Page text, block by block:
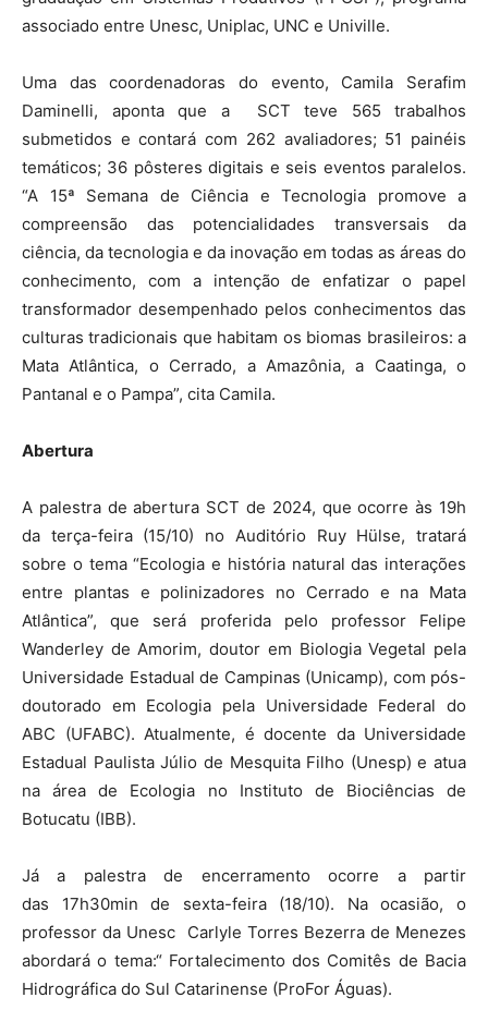
associado entre Unesc, Uniplac, UNC e Univille.
Uma das coordenadoras do evento, Camila Serafim
Daminelli, aponta que a SCT teve 565 trabalhos
submetidos e contará com 262 avaliadores; 51 painéis
temáticos; 36 pôsteres digitais e seis eventos paralelos.
“A 15ª Semana de Ciência e Tecnologia promove a
compreensão das potencialidades transversais da
ciência, da tecnologia e da inovação em todas as áreas do
conhecimento, com a intenção de enfatizar o papel
transformador desempenhado pelos conhecimentos das
culturas tradicionais que habitam os biomas brasileiros: a
Mata Atlântica, o Cerrado, a Amazônia, a Caatinga, o
Pantanal e o Pampa”, cita Camila.
Abertura
A palestra de abertura SCT de 2024, que ocorre às 19h
da terça-feira (15/10) no Auditório Ruy Hülse, tratará
sobre o tema “Ecologia e história natural das interações
entre plantas e polinizadores no Cerrado e na Mata
Atlântica”, que será proferida pelo professor Felipe
Wanderley de Amorim, doutor em Biologia Vegetal pela
Universidade Estadual de Campinas (Unicamp), com pós-
doutorado em Ecologia pela Universidade Federal do
ABC (UFABC). Atualmente, é docente da Universidade
Estadual Paulista Júlio de Mesquita Filho (Unesp) e atua
na área de Ecologia no Instituto de Biociências de
Botucatu (IBB).
Já a palestra de encerramento ocorre a partir
das 17h30min de sexta-feira (18/10). Na ocasião, o
professor da Unesc Carlyle Torres Bezerra de Menezes
abordará o tema:“ Fortalecimento dos Comitês de Bacia
Hidrográfica do Sul Catarinense (ProFor Águas).